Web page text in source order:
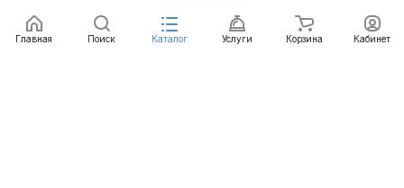
Главная Поиск Каталог Услуги Корзина Кабинет